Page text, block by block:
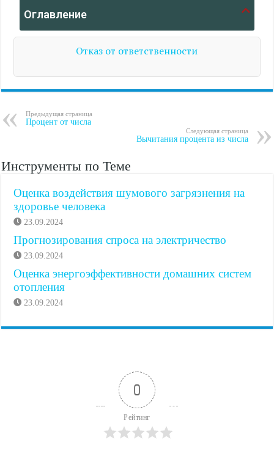
Оглавление
Отказ от ответственности
Предыдущая страница
Процент от числа
Следующая страница
Вычитания процента из числа
Инструменты по Теме
Оценка воздействия шумового загрязнения на
здоровье человека
23.09.2024
Прогнозирования спроса на электричество
23.09.2024
Оценка энергоэффективности домашних систем
отопления
23.09.2024
0
Рейтинг